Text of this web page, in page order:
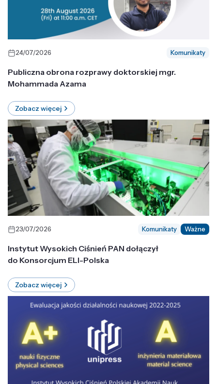
24/07/2026 Komunikaty
Publiczna obrona rozprawy doktorskiej mgr.
Mohammada Azama
Zobacz więcej
23/07/2026 Komunikaty Ważne
Instytut Wysokich Ciśnień PAN dołączył
do Konsorcjum ELI-Polska
Zobacz więcej